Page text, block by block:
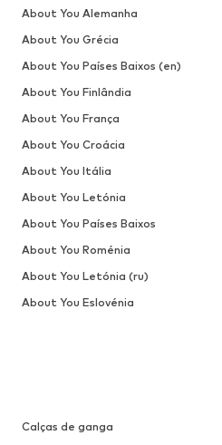
Calças de ganga
About You Alemanha
About You Grécia
About You Países Baixos (en)
About You Finlândia
About You França
About You Croácia
About You Itália
About You Letónia
About You Países Baixos
About You Roménia
About You Letónia (ru)
About You Eslovénia